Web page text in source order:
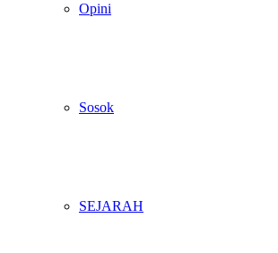
Opini
Sosok
SEJARAH